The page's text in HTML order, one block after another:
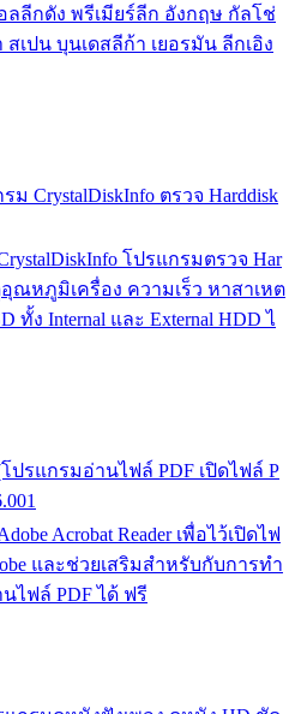
ลีกดัง พรีเมียร์ลีก อังกฤษ กัลโช่
สเปน บุนเดสลีก้า เยอรมัน ลีกเอิง
ม CrystalDiskInfo ตรวจ Harddisk
โปรแกรมตรวจ Har
ณหภูมิเครื่อง ความเร็ว หาสาเหต
ทั้ง Internal และ External HDD ไ
(โปรแกรมอ่านไฟล์ PDF เปิดไฟล์ P
Acrobat Reader เพื่อไว้เปิดไฟ
และช่วยเสริมสำหรับกับการทำ
ไฟล์ PDF ได้ ฟรี